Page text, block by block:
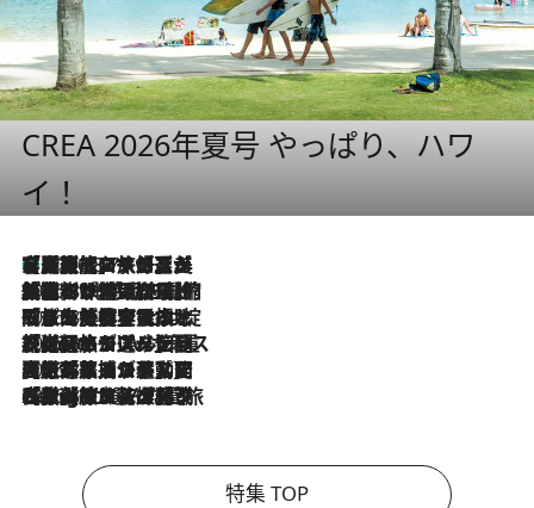
CREA 2026年夏号 やっぱり、ハワ
イ！
2026.8.7
【厳選旅コスメ】「多機能アイテムがメイン！」旅好き美容エディターが選んだ夏旅ベストコスメを発表【Mサイズジップ】
2026.8.6
「荷物が増えるほど旅ストレスは増す」美容ジャーナリストがたどり着いた最終結論。“化粧品を劇的に減らす”感動の凝縮美容とは
2026.8.6
「旅先には金髪ウィッグを持参」日本と同じメイクでは損してる!? 美容ジャーナリストが提案する“掟破りの旅美容”とは
2026.8.6
【厳選旅コスメ】「身軽さ＆UV対策重視！」ヘアアーティストshucoが選んだ夏旅ベストコスメを発表【Mサイズジップ】
2026.8.5
【厳選旅コスメ】国内をあちこち移動する河井菜摘が選んだ夏旅ベストコスメ発表！「リラックスアイテムはマスト」【Mサイズジップ】
2026.8.4
【厳選旅コスメ】「紫外線＆乾燥対策しながらメイク感も！」ヘア＆メイクGeorgeが選んだ夏旅ベストコスメを発表！【Mサイズジップ】
特集 TOP